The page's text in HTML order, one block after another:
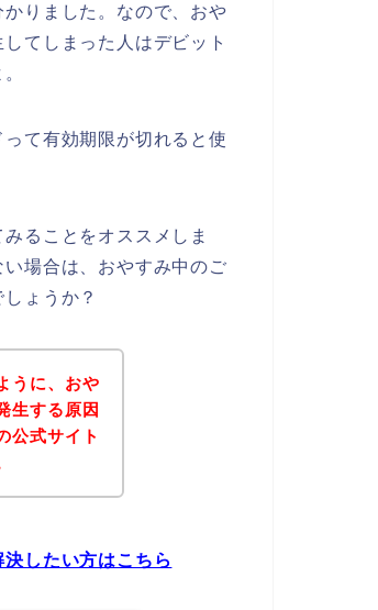
りました。なので、おや
てしまった人はデビット
て有効期限が切れると使
ることをオススメしま
場合は、おやすみ中のご
ょうか？
うに、おや
生する原因
公式サイト
したい方はこちら